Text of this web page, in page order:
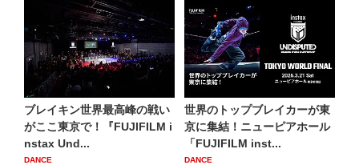
ブレイキン世界最高峰の戦い
がここ東京で！『FUJIFILM i
nstax Und...
DANCE
世界のトップブレイカーが東
京に集結！ニューピアホール
「FUJIFILM inst...
DANCE